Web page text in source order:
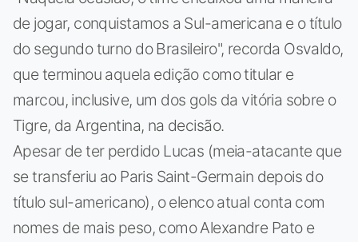
de jogar, conquistamos a Sul-americana e o título
do segundo turno do Brasileiro", recorda Osvaldo,
que terminou aquela edição como titular e
marcou, inclusive, um dos gols da vitória sobre o
Tigre, da Argentina, na decisão.
Apesar de ter perdido Lucas (meia-atacante que
se transferiu ao Paris Saint-Germain depois do
título sul-americano), o elenco atual conta com
nomes de mais peso, como Alexandre Pato e